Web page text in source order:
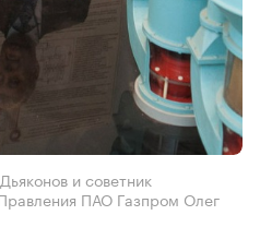
и советник
ПАО Газпром Олег